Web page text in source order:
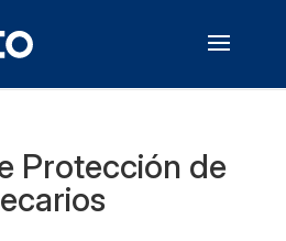
Protección de